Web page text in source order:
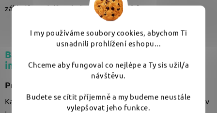
I my používáme soubory cookies, abychom Ti
usnadnili prohlížení eshopu...
Chceme aby fungoval co nejlépe a Ty sis užil/a
návštěvu.
Budete se cítit příjemně a my budeme neustále
vylepšovat jeho funkce.
základě prodejů a zkušeností zákazníků.
Balíček Mothers pro čištění a ošetření
interiéru
Pro koho je určený
Každý se vztahem ke svému autu, kdo miluje čas strávený v